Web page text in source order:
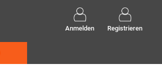
Anmelden Registrieren